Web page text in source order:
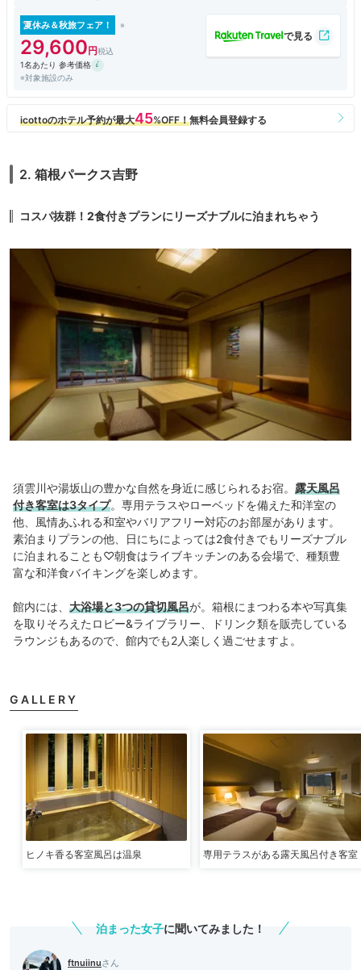
夏休み＆秋旅フェア！
29,600
1名あたり 参考価格
※対象施設のみ
2. 箱根パークス吉野
コスパ抜群！2食付きプランにリーズナブルに泊まれちゃう
須雲川や湯坂山の豊かな自然を身近に感じられるお宿。 露天風呂
付き客室は3タイプ。専用テラスやローベッドを備えた和洋室の
他、風情あふれる和室やバリアフリー対応のお部屋があります。
素泊まりプランの他、日にちによっては2食付きでもリーズナブル
に泊まれることも♡朝食はライブキッチンのある会場で、種類豊
富な和洋食バイキングを楽しめます。
館内には、 大浴場と3つの貸切風呂が。箱根にまつわる本や写真集
を取りそろえたロビー&ライブラリー、ドリンク類を販売している
ラウンジもあるので、館内でも2人楽しく過ごせますよ。
GALLERY
ヒノキ香る客室風呂は温泉 専用テラスがある露天風呂付き客室
泊まった女子に聞いてみました！
ftnuiinu